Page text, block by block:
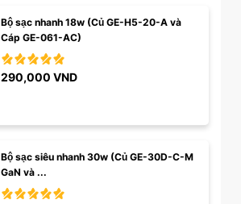
Bộ sạc nhanh 18w (Củ GE-H5-20-A và
Cáp GE-061-AC)
290,000 VND
Bộ sạc siêu nhanh 30w (Củ GE-30D-C-M
GaN và ...